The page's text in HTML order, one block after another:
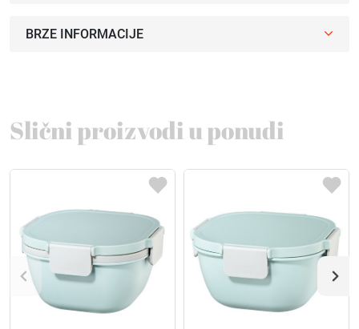
BRZE INFORMACIJE
Slični proizvodi u ponudi